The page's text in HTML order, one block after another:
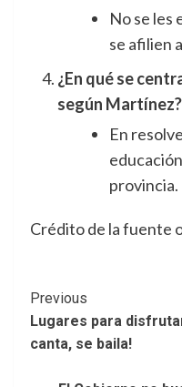
No se les
se afilien
¿En qué se
según Martínez?
En
provincia.
Crédito de la fuente
Post
Navigation
Previous
Lugares para
canta, se baila!